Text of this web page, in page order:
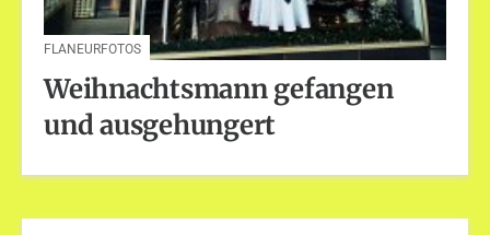
FLANEURFOTOS
Weihnachtsmann gefangen
und ausgehungert